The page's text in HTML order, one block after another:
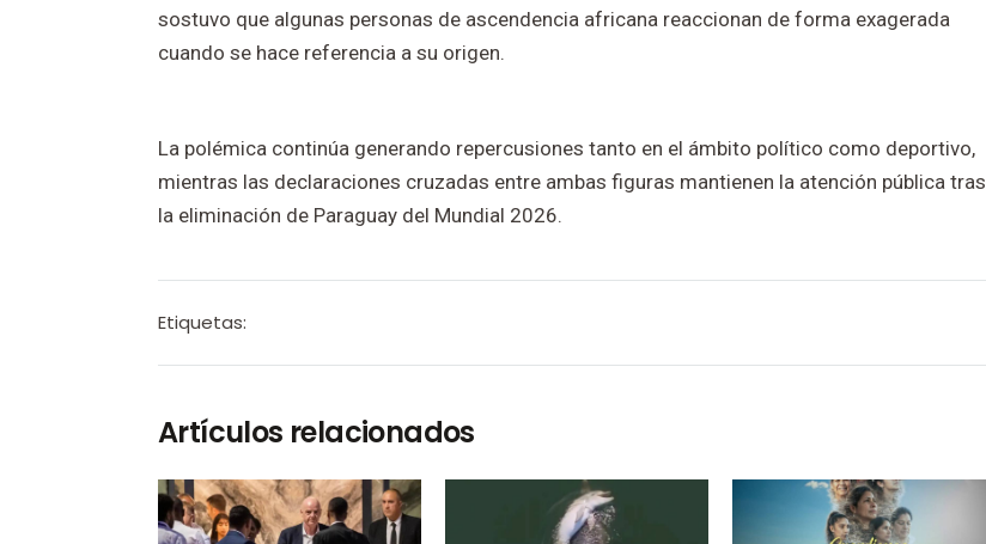
sostuvo que algunas personas de ascendencia africana reaccionan de forma exagerada
cuando se hace referencia a su origen.
La polémica continúa generando repercusiones tanto en el ámbito político como deportivo,
mientras las declaraciones cruzadas entre ambas figuras mantienen la atención pública tras
la eliminación de Paraguay del Mundial 2026.
Etiquetas:
Artículos relacionados